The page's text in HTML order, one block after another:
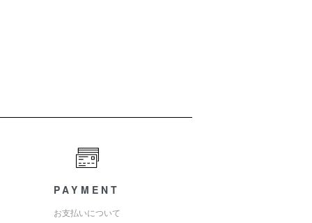
PAYMENT
お支払いについて